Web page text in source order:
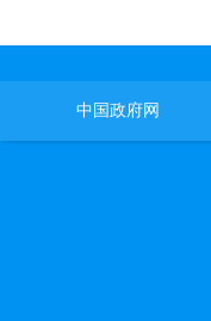
中国政府网